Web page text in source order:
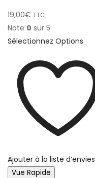
19,00€ TTC
Note 0 sur 5
Sélectionnez Options
Ajouter à la liste d’envies
Vue Rapide